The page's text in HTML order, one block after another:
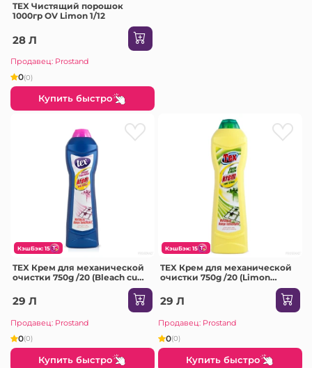
TEX Чистящий порошок
1000гр OV Limon 1/12
28 Л
Продавец: Prostand
0(0)
Купить быстро
КэшБэк: 15
TEX Крем для механической
очистки 750g /20 (Bleach cu
29 Л
Продавец: Prostand
0(0)
Купить быстро
КэшБэк: 15
TEX Крем для механической
очистки 750g /20 (Limon
29 Л
Продавец: Prostand
0(0)
Купить быстро